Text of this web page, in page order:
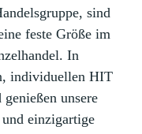
sind
feste Größe im
In
individuellen HIT
unsere
einzigartige